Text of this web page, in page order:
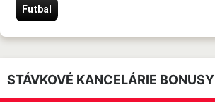
Futbal
STÁVKOVÉ KANCELÁRIE BONUSY